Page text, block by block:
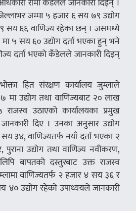
रीमा कँडेलले जानकारी दिइन् ।
जम्मा ५ हजार ६ सय ७९ उद्योग
सय ६६ वाणिज्य रहेका छन् । जसमध्ये
५ सय ६० उद्योग दर्ता भएका हुन् भने
दर्ता भएको कँडेलले जानकारी दिइन्
हित संरक्षण कार्यालय जुम्लाले
मा उद्योग तथा वाणिज्यबाट २० लाख
उठाएको कार्यालयका प्रमुख
दिए । उनका अनुसार उद्योग
३४, वाणिज्यतर्फ नयाँ दर्ता भएका २
उद्योग तथा वाणिज्य नवीकरण,
बापतको दस्तुरबाट उक्त राजस्व
वाणिज्यतर्फ २ हजार ४ सय ३६ र
४० उद्योग रहेको उपाध्ययले जानकारी